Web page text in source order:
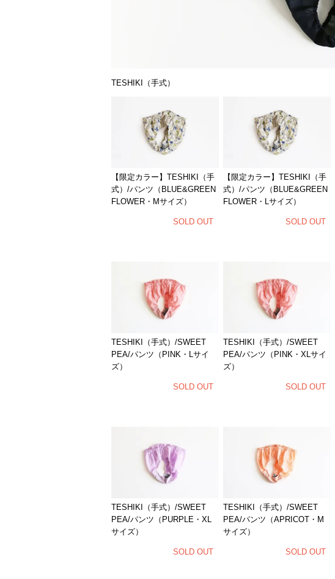
TESHIKI（手式）
【限定カラー】TESHIKI（手
式）/パンツ（BLUE&GREEN
FLOWER・Mサイズ）
SOLD OUT
【限定カラー】TESHIKI（手
式）/パンツ（BLUE&GREEN
FLOWER・Lサイズ）
SOLD OUT
TESHIKI（手式）/SWEET
PEA/パンツ（PINK・Lサイ
ズ）
SOLD OUT
TESHIKI（手式）/SWEET
PEA/パンツ（PINK・XLサイ
ズ）
SOLD OUT
TESHIKI（手式）/SWEET
PEA/パンツ（PURPLE・XL
サイズ）
SOLD OUT
TESHIKI（手式）/SWEET
PEA/パンツ（APRICOT・M
サイズ）
SOLD OUT